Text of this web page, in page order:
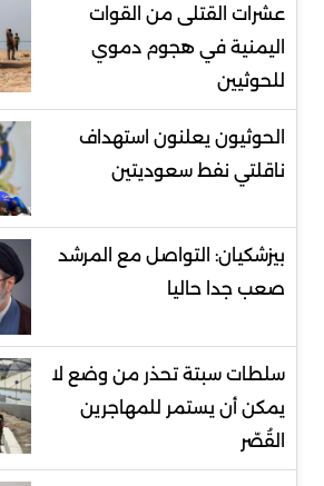
عشرات القتلى من القوات
اليمنية في هجوم دموي
للحوثيين
الحوثيون يعلنون استهداف
ناقلتي نفط سعوديتين
بيزشكيان: التواصل مع المرشد
صعب جدا حاليا
سلطات سبتة تحذر من وضع لا
يمكن أن يستمر للمهاجرين
القُصّر